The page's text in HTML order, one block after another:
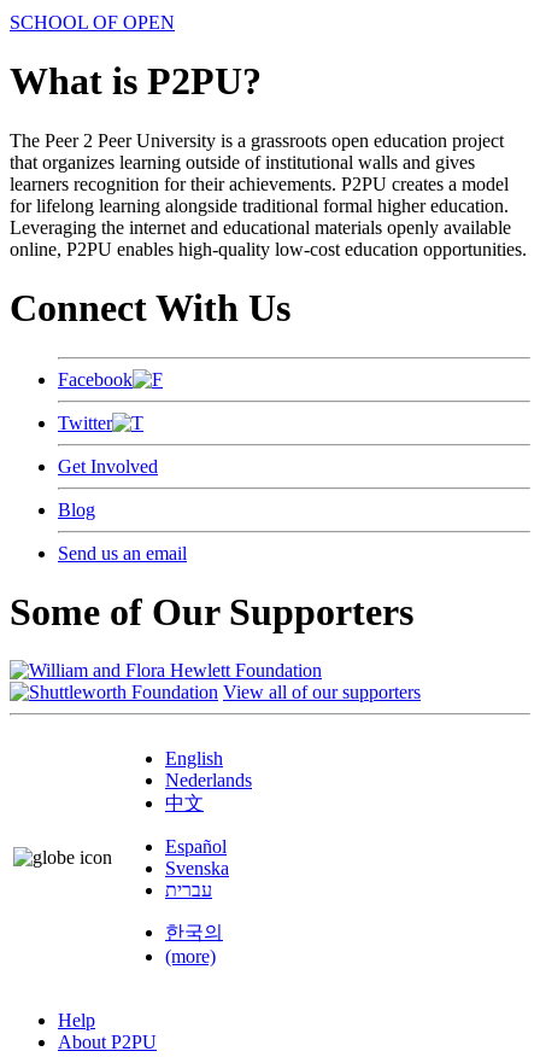
SCHOOL OF OPEN
What is P2PU?
The Peer 2 Peer University is a grassroots open education project
that organizes learning outside of institutional walls and gives
learners recognition for their achievements. P2PU creates a model
for lifelong learning alongside traditional formal higher education.
Leveraging the internet and educational materials openly available
online, P2PU enables high-quality low-cost education opportunities.
Connect With Us
Facebook
Twitter
Get Involved
Blog
Send us an email
Some of Our Supporters
View all of our supporters
English
Nederlands
中文
Español
Svenska
עברית
한국의
(more)
Help
About P2PU